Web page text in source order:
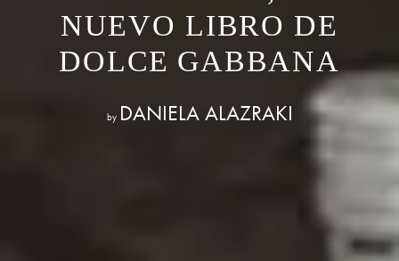
NUEVO LIBRO DE
DOLCE GABBANA
by DANIELA ALAZRAKI